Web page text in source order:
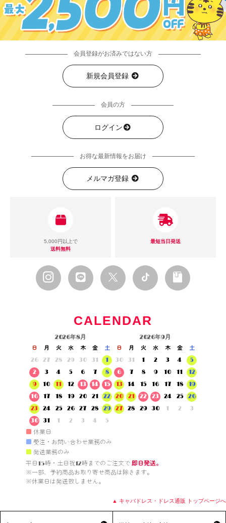
会員登録がお済みではない方
新規会員登録
会員の方
ログイン
お得な最新情報をお届け
メルマガ登録
5,000円以上で
送料無料
最短当日発送
CALENDAR
2026年8月
日 月 火 水 木 金
土
26
27 28 29 30 31
1
2
3 4 5 6 7
8
9
10 11 12 13 14
15
16
17 18 19 20 21
22
23
24 25 26 27 28
29
30
31 1 2 3 4 5
2026年9月
日 月 火 水 木 金
土
30
31 1 2 3 4
5
6
7 8 9 10 11
12
13
14 15 16 17 18
19
20
21 22 23 24 25
26
27
28 29 30 1 2 3
■ 休業日
■ 受注・お問い合わせ業務のみ
■ 発送業務のみ
平日15時・土日祝12時までのご注文で 即日発送。
※一部、予約商品お取り寄せ商品は除きます。
※休業日は発送致しません。
▲ キャバドレス・ドレス通販 トップページへ